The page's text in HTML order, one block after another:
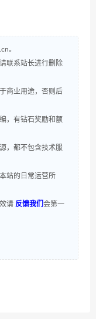
。
联系站长进行删除
商业用途，否则后
，有钻石奖励和额
，都不包含技术服
站的日常运营所
请 反馈我们会第一